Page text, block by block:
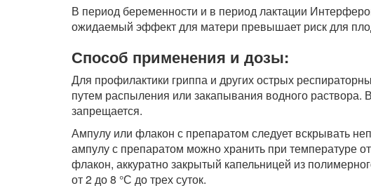
В период беременности и в период лактации
ожидаемый эффект для матери превышает риск для
Способ применения и дозы:
Для профилактики гриппа и других острых
путем распыления или закапывания водного раствора.
запрещается.
Ампулу или флакон с препаратом следует вскрывать
ампулу с препаратом можно хранить при температуре
флакон, аккуратно закрытый капельницей из
от 2 до 8 °С до трех суток.